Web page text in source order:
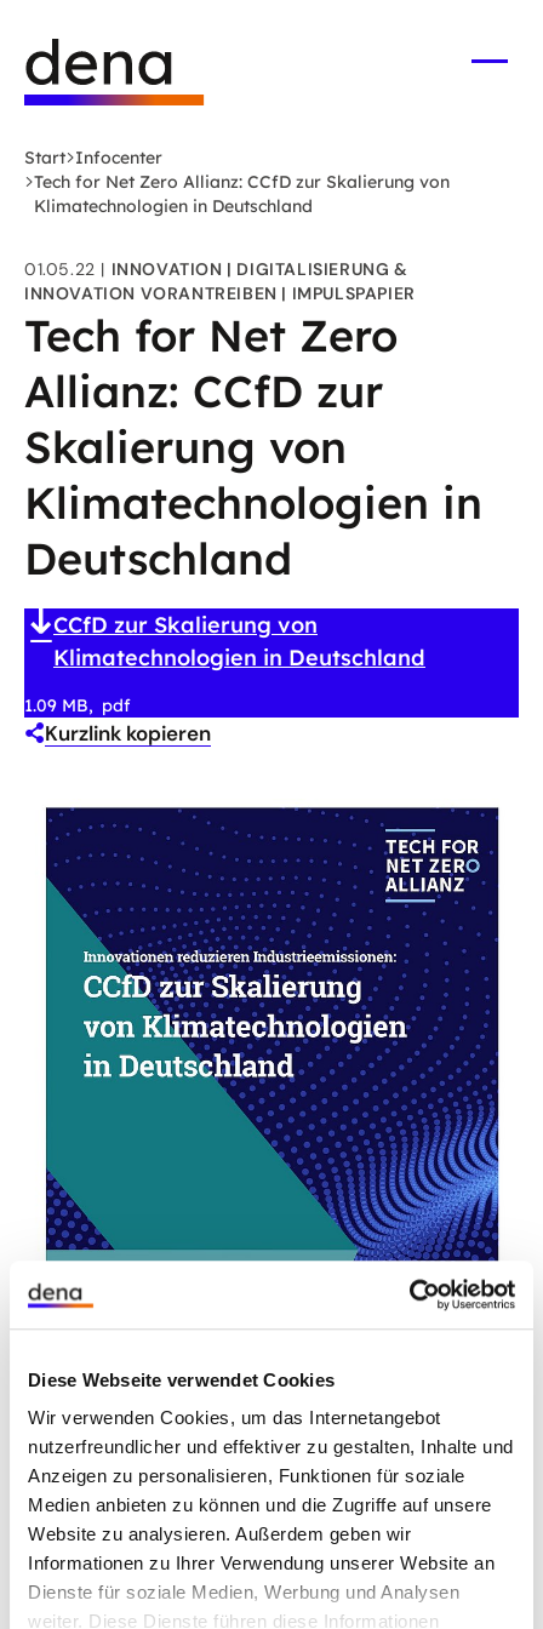
Diese Webseite verwendet Cookies
Wir verwenden Cookies, um das Internetangebot
nutzerfreundlicher und effektiver zu gestalten, Inhalte und
Anzeigen zu personalisieren, Funktionen für soziale
Medien anbieten zu können und die Zugriffe auf unsere
Website zu analysieren. Außerdem geben wir
Informationen zu Ihrer Verwendung unserer Website an
Dienste für soziale Medien, Werbung und Analysen
weiter. Diese Dienste führen diese Informationen
Hauptinhalt
springen
Deutsche
Energie-
Agentur
-
zur
Start Infocenter
Tech for Net Zero Allianz: CCfD zur Skalierung von
Klimatechnologien in Deutschland
01.05.22 INNOVATION
DIGITALISIERUNG &
INNOVATION VORANTREIBEN
IMPULSPAPIER
Tech for Net Zero
Allianz: CCfD zur
Skalierung von
Klimatechnologien in
Deutschland
CCfD zur Skalierung von
Klimatechnologien in Deutschland
1.09 MB pdf
Kurzlink kopieren
Die deutsche Grundstoffindustrie (Stahlerzeugung
Produktion von Grundchemikalien) emittiert große
Mengen Treibhausgase. Obwohl verschiedene
ermöglicht das gegenwärtige Marktumfeld kaum
Investitionen in diese Technologien. Gleichzeitig
müssen aufgrund langer Investitionszyklen und
Pfadabhängigkeiten diese Investitionen heute
getätigt werden, um die sektoralen Klimaziele zu
erreichen.